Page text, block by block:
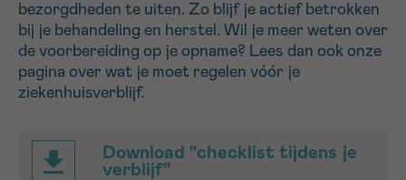
bezorgdheden te uiten. Zo blijf je actief betrokken
bij je behandeling en herstel. Wil je meer weten over
de voorbereiding op je opname? Lees dan ook onze
pagina over wat je moet regelen vóór je
ziekenhuisverblijf.
Download "checklist tijdens je
verblijf"
Sturen